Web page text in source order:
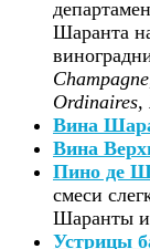
Шаранта
Champagne
Ordinaires,
Вина
Вина
Пино де
смеси
Шаранты и
Устрицы